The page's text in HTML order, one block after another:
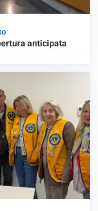
anticipata